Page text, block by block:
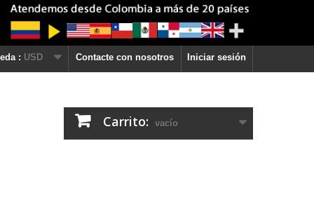
Iniciar sesión
Contacte con nosotros
: USD
Carrito: vacío